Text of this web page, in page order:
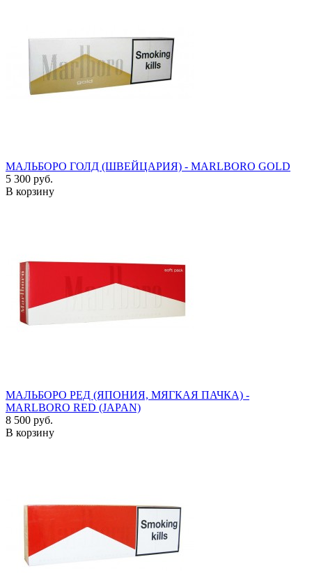
МАЛЬБОРО ГОЛД (ШВЕЙЦАРИЯ) - MARLBORO GOLD
5 300 руб.
В корзину
МАЛЬБОРО РЕД (ЯПОНИЯ, МЯГКАЯ ПАЧКА) -
MARLBORO RED (JAPAN)
8 500 руб.
В корзину